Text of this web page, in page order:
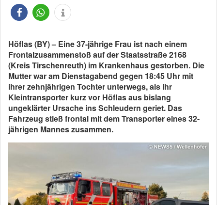
Höflas (BY) – Eine 37-jährige Frau ist nach einem
Frontalzusammenstoß auf der Staatsstraße 2168
(Kreis Tirschenreuth) im Krankenhaus gestorben. Die
Mutter war am Dienstagabend gegen 18:45 Uhr mit
ihrer zehnjährigen Tochter unterwegs, als ihr
Kleintransporter kurz vor Höflas aus bislang
ungeklärter Ursache ins Schleudern geriet. Das
Fahrzeug stieß frontal mit dem Transporter eines 32-
jährigen Mannes zusammen.